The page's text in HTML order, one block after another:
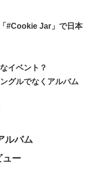
#Cookie Jar」で日本
イベント？
グルでなくアルバム
ルバム
ュー